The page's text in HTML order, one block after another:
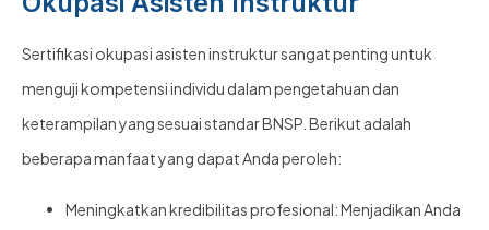
Sertifikasi okupasi asisten instruktur sangat penting untuk
menguji kompetensi individu dalam pengetahuan dan
keterampilan yang sesuai standar BNSP. Berikut adalah
beberapa manfaat yang dapat Anda peroleh:
Meningkatkan kredibilitas profesional: Menjadikan Anda